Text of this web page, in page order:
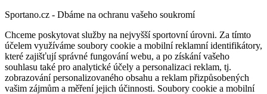
Sportano.cz - Dbáme na ochranu vašeho soukromí
Chceme poskytovat služby na nejvyšší sportovní úrovni. Za tímto
účelem využíváme soubory cookie a mobilní reklamní identifikátory,
které zajišťují správné fungování webu, a po získání vašeho
souhlasu také pro analytické účely a personalizaci reklam, tj.
zobrazování personalizovaného obsahu a reklam přizpůsobených
vašim zájmům a měření jejich účinnosti. Soubory cookie a mobilní